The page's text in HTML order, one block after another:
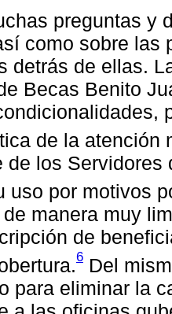
preguntas y
como sobre las
detrás de ellas.
Becas Benito
de la atención
de los
uso por motivos
manera muy
de
6 Del
para eliminar la